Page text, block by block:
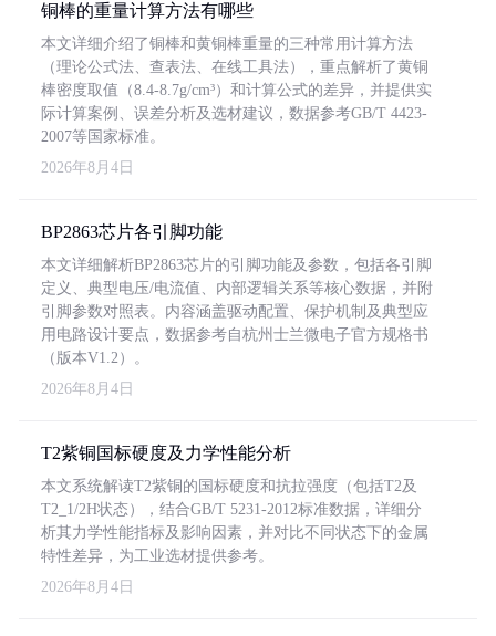
铜棒的重量计算方法有哪些
本文详细介绍了铜棒和黄铜棒重量的三种常用计算方法
（理论公式法、查表法、在线工具法），重点解析了黄铜
棒密度取值（8.4-8.7g/cm³）和计算公式的差异，并提供实
际计算案例、误差分析及选材建议，数据参考GB/T 4423-
2007等国家标准。
2026年8月4日
BP2863芯片各引脚功能
本文详细解析BP2863芯片的引脚功能及参数，包括各引脚
定义、典型电压/电流值、内部逻辑关系等核心数据，并附
引脚参数对照表。内容涵盖驱动配置、保护机制及典型应
用电路设计要点，数据参考自杭州士兰微电子官方规格书
（版本V1.2）。
2026年8月4日
T2紫铜国标硬度及力学性能分析
本文系统解读T2紫铜的国标硬度和抗拉强度（包括T2及
T2_1/2H状态），结合GB/T 5231-2012标准数据，详细分
析其力学性能指标及影响因素，并对比不同状态下的金属
特性差异，为工业选材提供参考。
2026年8月4日